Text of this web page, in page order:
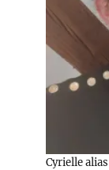
Cyrielle